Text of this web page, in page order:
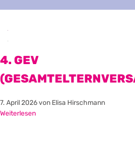
4. GEV
7. April 2026von Elisa Hirschmann
Weiterlesen